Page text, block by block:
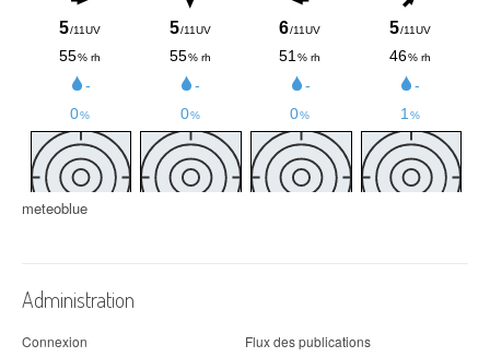
meteoblue
Administration
Connexion
Flux des publications